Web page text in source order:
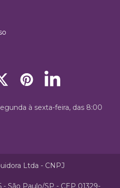
à sexta-feira, das 8:00
Ltda - CNPJ
- São Paulo/SP - CEP 01329-